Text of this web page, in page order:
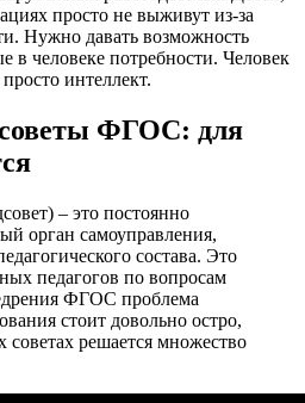
просто не выживут из-за
Нужно давать возможность
в человеке потребности. Человек
интеллект.
советы ФГОС: для
– это постоянно
орган самоуправления,
состава. Это
педагогов по вопросам
ФГОС проблема
стоит довольно остро,
советах решается множество